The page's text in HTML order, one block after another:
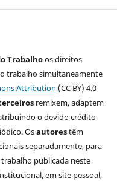
Trabalhoos direitos
trabalho simultaneamente
Attribution (CC BY) 4.0
remixem, adaptem
o devido crédito
Osautorestêm
separadamente, para
publicada neste
em site pessoal,